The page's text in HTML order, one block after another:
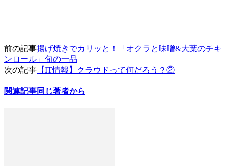
前の記事揚げ焼きでカリッと！「オクラと味噌&大葉のチキ
ンロール」旬の一品
次の記事 【IT情報】クラウドって何だろう？②
関連記事同じ著者から